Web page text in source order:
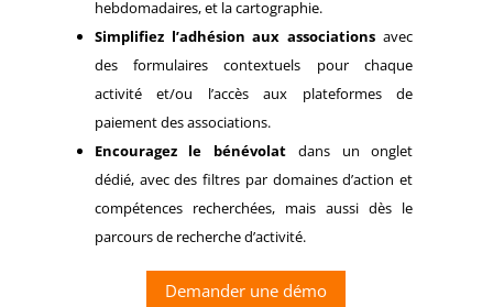
hebdomadaires, et la cartographie.
Simplifiez l’adhésion aux associations avec
des formulaires contextuels pour chaque
activité et/ou l’accès aux plateformes de
paiement des associations.
Encouragez le bénévolat dans un onglet
dédié, avec des filtres par domaines d’action et
compétences recherchées, mais aussi dès le
parcours de recherche d’activité.
Demander une démo